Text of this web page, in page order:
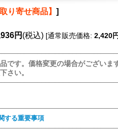
り寄せ商品】 ]
円 (税込) [通常販売価格: 2,420円
です。価格変更の場合がございま
さい。
する重要事項